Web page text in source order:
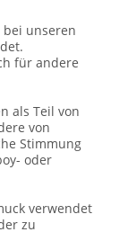
unseren
für andere
als Teil von
von
Stimmung
oder
verwendet
zu